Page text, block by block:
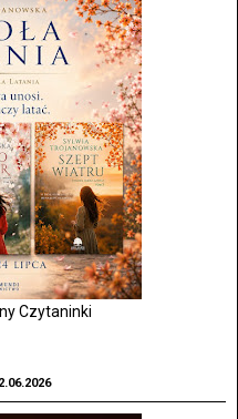
Czytaninki